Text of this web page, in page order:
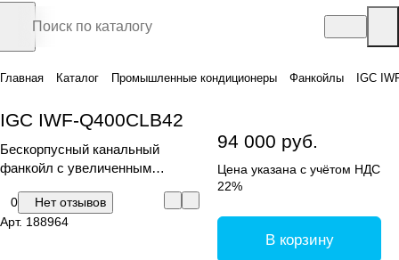
Главная Каталог Промышленные кондиционеры Фанкойлы IGC
IGC IWF-Q400CLB42
Бескорпусный канальный
фанкойл с увеличенным
установки
0
Нет отзывов
Арт. 188964
94 000 руб.
Цена указана с учётом НДС
22%
В корзину